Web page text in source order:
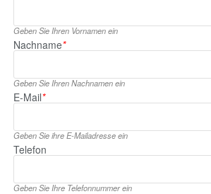
Geben Sie Ihren Vornamen ein
Nachname*
Geben Sie Ihren Nachnamen ein
E‑Mail*
Geben Sie ihre E‑Mailadresse ein
Telefon
Geben Sie Ihre Telefonnummer ein